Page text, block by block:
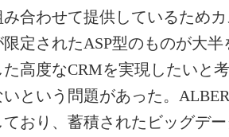
合わせて提供しているため
定されたASP型のものが大
高度なCRMを実現したいと
という問題があった。
おり、蓄積されたビッグデ